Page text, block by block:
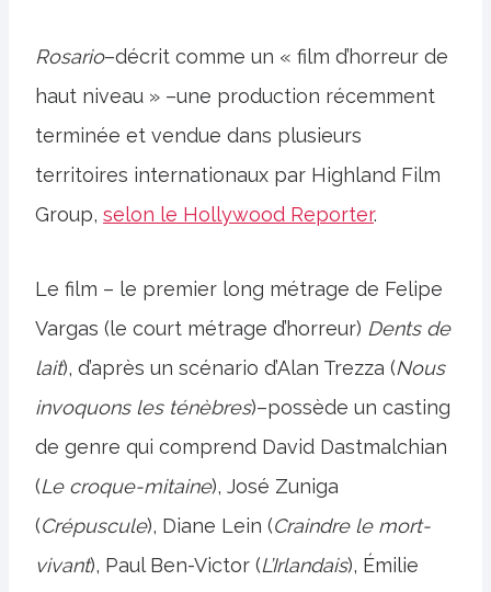
Rosario–décrit comme un « film d’horreur de
haut niveau » –une production récemment
terminée et vendue dans plusieurs
territoires internationaux par Highland Film
Group, selon le Hollywood Reporter.
Le film – le premier long métrage de Felipe
Vargas (le court métrage d’horreur) Dents de
lait), d’après un scénario d’Alan Trezza (Nous
invoquons les ténèbres)–possède un casting
de genre qui comprend David Dastmalchian
(Le croque-mitaine), José Zuniga
(Crépuscule), Diane Lein (Craindre le mort-
vivant), Paul Ben-Victor (L’Irlandais), Émilie